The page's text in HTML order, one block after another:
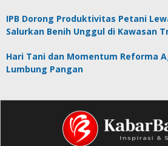
IPB Dorong Produktivitas Petani
Salurkan Benih Unggul di Kawasan
Hari Tani dan Momentum Reforma
Lumbung Pangan